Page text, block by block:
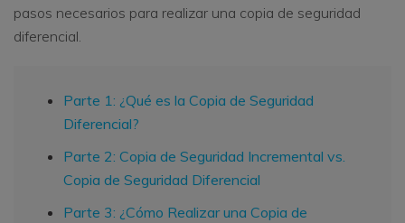
pasos necesarios para realizar una copia de seguridad
diferencial.
Parte 1: ¿Qué es la Copia de Seguridad
Diferencial?
Parte 2: Copia de Seguridad Incremental vs.
Copia de Seguridad Diferencial
Parte 3: ¿Cómo Realizar una Copia de